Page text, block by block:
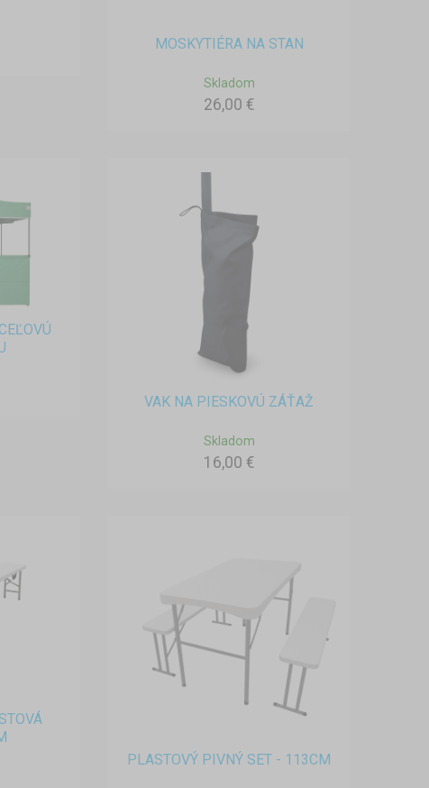
MOSKYTIÉRA NA STAN
Skladom
26,00 €
VAK NA PIESKOVÚ ZÁŤAŽ
Skladom
16,00 €
PLASTOVÝ PIVNÝ SET - 113CM